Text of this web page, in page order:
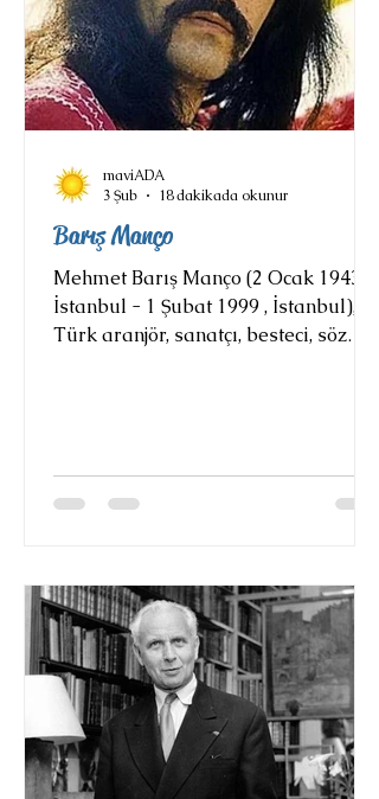
Barış Manço
Mehmet Barış Manço (2 Ocak 1943,
İstanbul - 1 Şubat 1999 , İstanbul),
Türk aranjör, sanatçı, besteci, söz
rock türünün kurucuları arasında
yer alır. Bestelediği 200'ün
ödülü kazandırdı. Şarkılarının bir
bölümü daha sonra Arapça,
Bulgarca, Felemenkçe, Almanca,
Fransızca,
maviADA
3 Şub
18 dakikada okunur